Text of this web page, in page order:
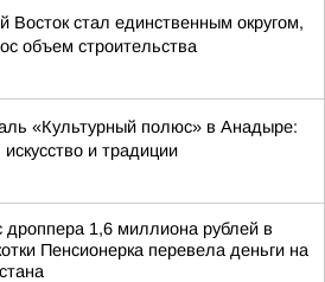
Восток стал единственным округом,
объем строительства
«Культурный полюс» в Анадыре:
искусство и традиции
дроппера 1,6 миллиона рублей в
Пенсионерка перевела деньги на